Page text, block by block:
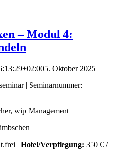
– Modul 4:
5. Oktober 2025|
| Seminarnummer:
wip-Management
| Hotel/Verpflegung: 350 € /